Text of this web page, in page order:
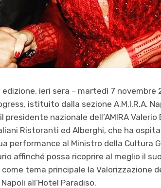
ieri sera – martedì 7 novembre
istituito dalla sezione A.M.I.R.A.
nazionale dell’AMIRA Valerio
Ristoranti ed Alberghi, che ha
performance al Ministro della Cultura
affinché possa ricoprire al meglio il
tema principale la Valorizzazione
all’Hotel Paradiso.